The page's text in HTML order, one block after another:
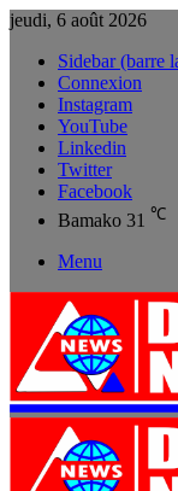
jeudi, 6 août 2026
Sidebar (barre
Connexion
Instagram
YouTube
Linkedin
Twitter
Facebook
Bamako 31 ℃
Menu